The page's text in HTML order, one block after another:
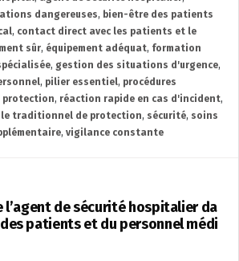
dangereuses, bien-être des patients
, contact direct avec les patients et le
sûr, équipement adéquat, formation
, gestion des situations d'urgence,
, pilier essentiel, procédures
protection, réaction rapide en cas d'incident,
traditionnel de protection, sécurité, soins
, vigilance constante
l’agent de sécurité hospitalier da
patients et du personnel médi